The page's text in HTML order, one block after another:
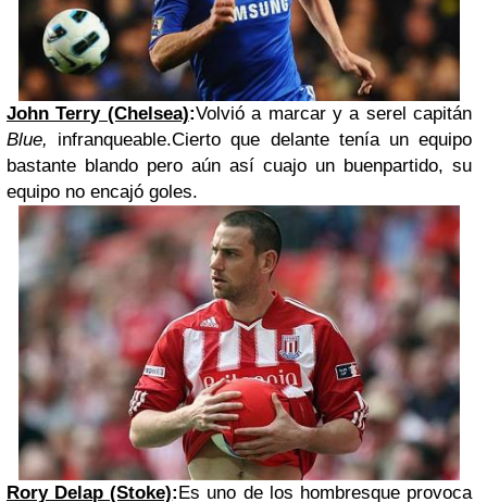
John Terry (Chelsea):Volvió a marcar y a serel capitán
Blue,
infranqueable.Cierto que delante tenía un equipo
bastante blando pero aún así cuajo un buenpartido, su
equipo no encajó goles.
Rory Delap (Stoke): Es uno de los hombresque provoca